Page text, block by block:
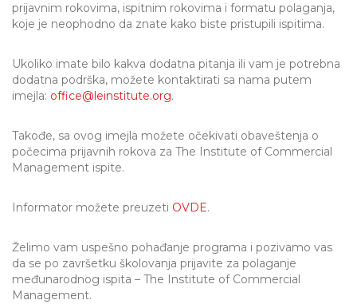
prijavnim rokovima, ispitnim rokovima i formatu polaganja,
koje je neophodno da znate kako biste pristupili ispitima.
Ukoliko imate bilo kakva dodatna pitanja ili vam je potrebna
dodatna podrška, možete kontaktirati sa nama putem
imejla: office@leinstitute.org.
Takođe, sa ovog imejla možete očekivati obaveštenja o
počecima prijavnih rokova za The Institute of Commercial
Management ispite.
Informator možete preuzeti OVDE.
Želimo vam uspešno pohađanje programa i pozivamo vas
da se po završetku školovanja prijavite za polaganje
međunarodnog ispita – The Institute of Commercial
Management.